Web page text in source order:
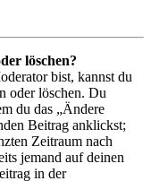
löschen?
bist, kannst du
oder löschen. Du
du das „Ändere
Beitrag anklickst;
Zeitraum nach
jemand auf deinen
in der